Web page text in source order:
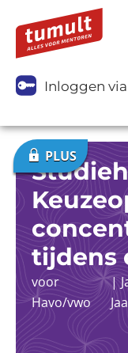
Inloggen
tijdens
voor
Havo/vwo
|